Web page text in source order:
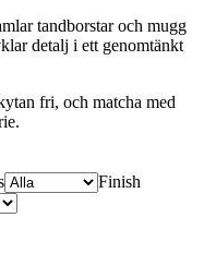
tandborstar och mugg
detalj i ett genomtänkt
fri, och matcha med
Finish